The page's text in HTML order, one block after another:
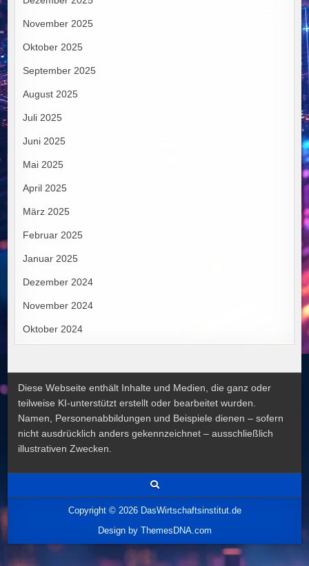
November 2025
Oktober 2025
September 2025
August 2025
Juli 2025
Juni 2025
Mai 2025
April 2025
März 2025
Februar 2025
Januar 2025
Dezember 2024
November 2024
Oktober 2024
Diese Webseite enthält Inhalte und Medien, die ganz oder
teilweise KI-unterstützt erstellt oder bearbeitet wurden.
Namen, Personenabbildungen und Beispiele dienen – sofern
nicht ausdrücklich anders gekennzeichnet – ausschließlich
illustrativen Zwecken.
Copyright © 2026 DasWirtschaftsinstitut.de
Design by ThemesDNA.com